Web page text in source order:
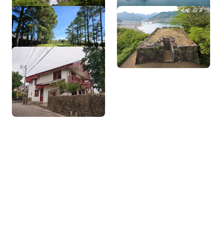
黒潮公園 新宮（丹鶴）城跡
旧西村家住宅（西村伊作
記念館）